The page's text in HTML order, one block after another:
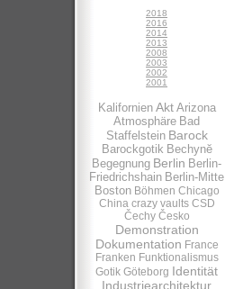
2018
2016
2014
2013
2008
2003
2002
2001
Kalifornien Akt Arizona
Atmosphäre Bad
Staffelstein Barock
Barockgotik Bechynĕ
Begegnung Berlin Berlin-
Friedrichshain Berlin-Mitte
Boston Böhmen Chicago
China crazy vaults CSD
Čechy Česko
Demonstration
Dokumentation France
Franken Funktionalismus
Gotik Göteborg Identität
Industriearchitektur